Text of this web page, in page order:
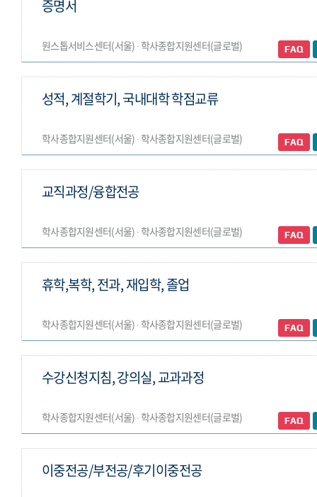
원스톱서비스센터(서울) ∙ 학사종합지원센터(글로벌)
증명서
학사종합지원센터(서울) ∙ 학사종합지원센터(글로벌)
성적, 계절학기, 국내대학 학점교류
학사종합지원센터(서울) ∙ 학사종합지원센터(글로벌)
교직과정/융합전공
학사종합지원센터(서울) ∙ 학사종합지원센터(글로벌)
휴학,복학, 전과, 재입학, 졸업
학사종합지원센터(서울) ∙ 학사종합지원센터(글로벌)
수강신청지침, 강의실, 교과과정
이중전공/부전공/후기이중전공